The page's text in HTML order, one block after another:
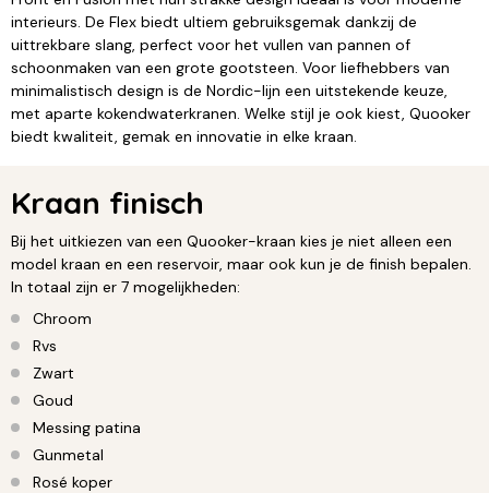
interieurs. De Flex biedt ultiem gebruiksgemak dankzij de
uittrekbare slang, perfect voor het vullen van pannen of
schoonmaken van een grote gootsteen. Voor liefhebbers van
minimalistisch design is de Nordic-lijn een uitstekende keuze,
met aparte kokendwaterkranen. Welke stijl je ook kiest, Quooker
biedt kwaliteit, gemak en innovatie in elke kraan.
Kraan finisch
Bij het uitkiezen van een Quooker-kraan kies je niet alleen een
model kraan en een reservoir, maar ook kun je de finish bepalen.
In totaal zijn er 7 mogelijkheden:
Chroom
Rvs
Zwart
Goud
Messing patina
Gunmetal
Rosé koper